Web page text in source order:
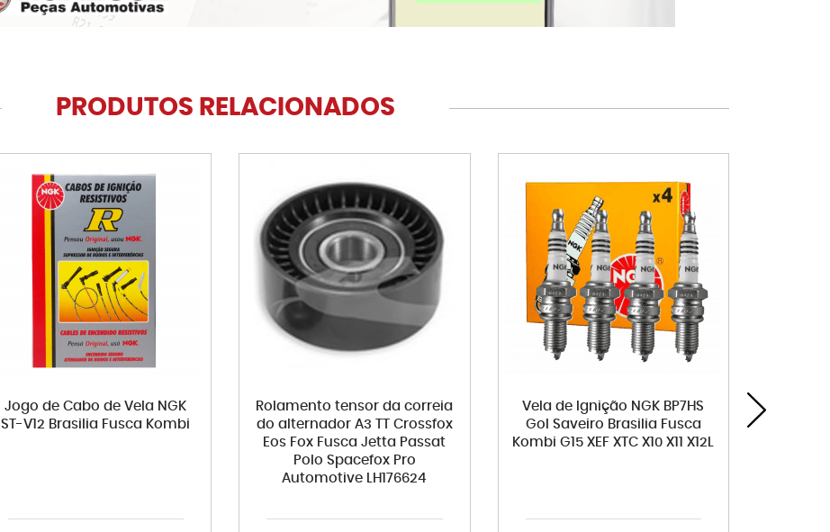
PRODUTOS RELACIONADOS
Jogo de Cabo de Vela NGK
ST-V12 Brasilia Fusca Kombi
Rolamento tensor da correia
do alternador A3 TT Crossfox
Eos Fox Fusca Jetta Passat
Polo Spacefox Pro
Automotive LH176624
Vela de Ignição NGK BP7HS
Gol Saveiro Brasilia Fusca
Kombi G15 XEF XTC X10 X11 X12L